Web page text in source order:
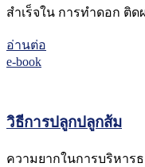
สำเร็จใน การทำดอก ติด
อ่านต่อ
e-book
วิธีการปลูกปลูกส้ม
ความยากในการบริหาร